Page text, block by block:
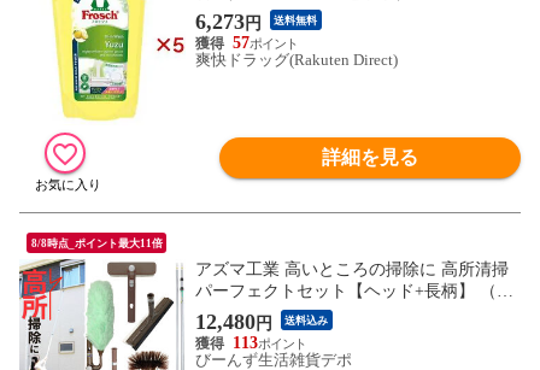
6,273円 送料無料
57
爽快ドラッグ(Rakuten Direct)
詳細を見る
8/8時点_ポイント最大11倍
アズマ工業 高いところの掃除に 高所清掃
パーフェクトセット【ヘッド+長柄】 （ガ
ラス掃除 + ホコリ取り + 拭き掃除 + クモ
の巣取り + 4.5ｍまで届く伸縮柄） ｜ 棒 長
い 伸縮 高所 清掃
12,480円 送料込み
113
びーんず生活雑貨デポ